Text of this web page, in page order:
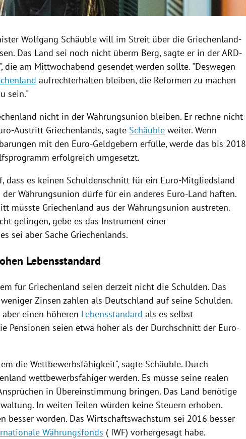
Wolfgang Schäuble will im Streit über die Griechenland-
Das Land sei noch nicht überm Berg, sagte er in der ARD-
die am Mittwochabend gesendet werden sollte. "Deswegen
aufrechterhalten bleiben, die Reformen zu machen
sein."
nicht in der Währungsunion bleiben. Er rechne nicht
Austritt Griechenlands, sagte Schäuble weiter. Wenn
mit den Euro-Geldgebern erfülle, werde das bis 2018
erfolgreich umgesetzt.
dass es keinen Schuldenschnitt für ein Euro-Mitgliedsland
der Währungsunion dürfe für ein anderes Euro-Land haften.
müsste Griechenland aus der Währungsunion austreten.
gelingen, gebe es das Instrument einer
sei aber Sache Griechenlands.
Lebensstandard
für Griechenland seien derzeit nicht die Schulden. Das
Zinsen zahlen als Deutschland auf seine Schulden.
einen höheren Lebensstandard als es selbst
Pensionen seien etwa höher als der Durchschnitt der Euro-
die Wettbewerbsfähigkeit", sagte Schäuble. Durch
wettbewerbsfähiger werden. Es müsse seine realen
in Übereinstimmung bringen. Das Land benötige
In weiten Teilen würden keine Steuern erhoben.
besser worden. Das Wirtschaftswachstum sei 2016 besser
Währungsfonds ( IWF) vorhergesagt habe.